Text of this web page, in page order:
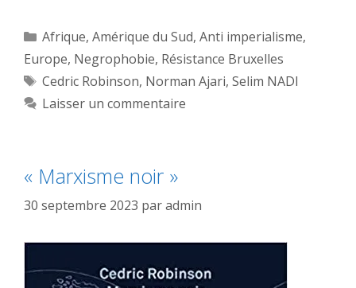
Catégories
Afrique, Amérique du Sud, Anti imperialisme,
Europe, Negrophobie, Résistance Bruxelles
Étiquettes
Cedric Robinson, Norman Ajari, Selim NADI
Laisser un commentaire
« Marxisme noir »
30 septembre 2023 paradmin